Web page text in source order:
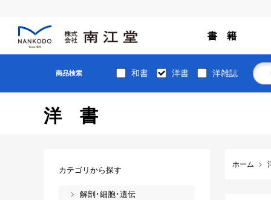
書 籍
商品検索 和書 洋書 洋雑誌
洋書
ホーム
カテゴリから探す
解剖･細胞･遺伝